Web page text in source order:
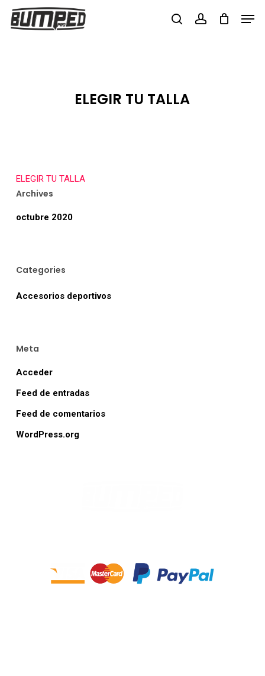
Skip
searchaccount
ELEGIR TU TALLA
ELEGIR TU TALLA
Archives
octubre 2020
Categories
Accesorios deportivos
Meta
Acceder
Feed de entradas
Feed de comentarios
WordPress.org